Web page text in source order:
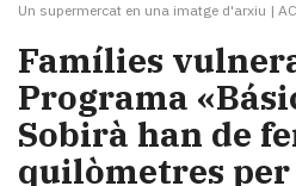
Un supermercat en una imatge d'arxiu |
Famílies
Programa
Sobirà han de
quilòmetres